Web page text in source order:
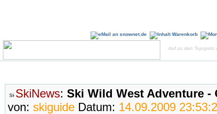
Auf zu den Topspots
SkiNews: Ski Wild West Adventure -
von: skiguide Datum: 14.09.2009